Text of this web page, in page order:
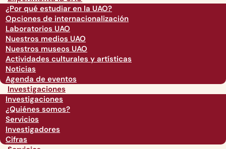
¿Por qué estudiar en la UAO?
Opciones de internacionalización
Laboratorios UAO
Nuestros medios UAO
Nuestros museos UAO
Actividades culturales y artísticas
Noticias
Agenda de eventos
Investigaciones
Investigaciones
¿Quiénes somos?
Servicios
Investigadores
Cifras